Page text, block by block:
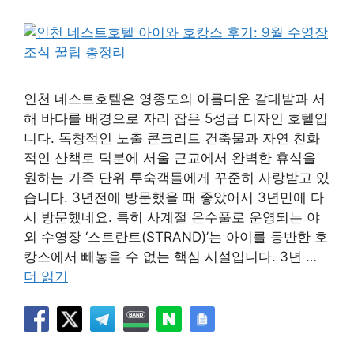
인천 네스트호텔은 영종도의 아름다운 갈대밭과 서
해 바다를 배경으로 자리 잡은 5성급 디자인 호텔입
니다. 독창적인 노출 콘크리트 건축물과 자연 친화
적인 산책로 덕분에 서울 근교에서 완벽한 휴식을
원하는 가족 단위 투숙객들에게 꾸준히 사랑받고 있
습니다. 3년전에 방문했을 때 좋았어서 3년만에 다
시 방문했네요. 특히 사계절 온수풀로 운영되는 야
외 수영장 ‘스트란트(STRAND)’는 아이를 동반한 호
캉스에서 빼놓을 수 없는 핵심 시설입니다. 3년 …
더 읽기